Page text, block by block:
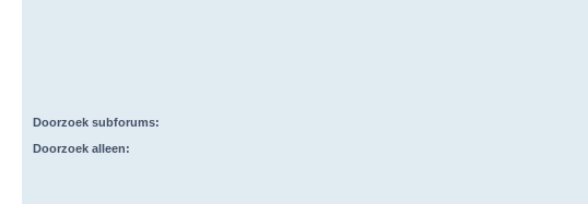
Doorzoek subforums:
Doorzoek alleen: